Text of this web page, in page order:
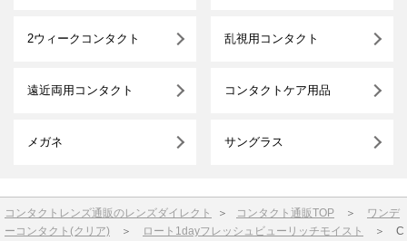
2ウィークコンタクト 乱視用コンタクト
遠近両用コンタクト コンタクトケア用品
メガネ サングラス
コンタクトレンズ通販のレンズダイレクト ＞ コンタクト通販TOP ＞ ワンデ
ーコンタクト(クリア) ＞ ロート1dayフレッシュビューリッチモイスト ＞ C